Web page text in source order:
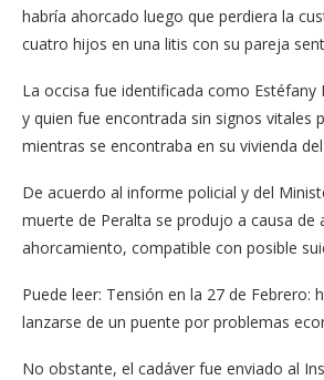
habría ahorcado luego que perdiera la
cuatro hijos en una litis con su pareja
La occisa fue identificada como Estéfany
y quien fue encontrada sin signos vitales
mientras se encontraba en su vivienda
De acuerdo al informe policial y del
muerte de Peralta se produjo a causa de
ahorcamiento, compatible con posible
Puede leer: Tensión en la 27 de Febrero:
lanzarse de un puente por problemas
No obstante, el cadáver fue enviado al